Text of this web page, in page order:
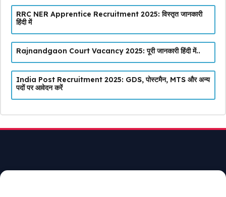
RRC NER Apprentice Recruitment 2025: विस्तृत जानकारी
हिंदी में
Rajnandgaon Court Vacancy 2025: पूरी जानकारी हिंदी में..
India Post Recruitment 2025: GDS, पोस्टमैन, MTS और अन्य
पदों पर आवेदन करें